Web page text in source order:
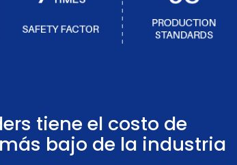
tiene el costo de
bajo de la industria